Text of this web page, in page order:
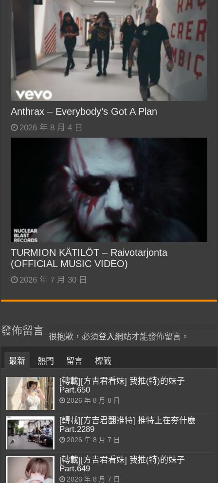
Anthrax – Everybody’s Got A Plan
2026 年 8 月 4 日
TURMION KÄTILÖT – Raivotarjonta
(OFFICIAL MUSIC VIDEO)
2026 年 7 月 30 日
發佈留言
很抱歉，必須登入網站才能發佈留言。
最新 熱門 留言 標籤
[轉載][方吉君看妹] 我推(特)的妹子
Part.650
2026 年 8 月 8 日
[轉載][方吉君翻推特] 推特上在夯什麼
Part.2289
2026 年 8 月 7 日
[轉載][方吉君看妹] 我推(特)的妹子
Part.649
2026 年 8 月 7 日